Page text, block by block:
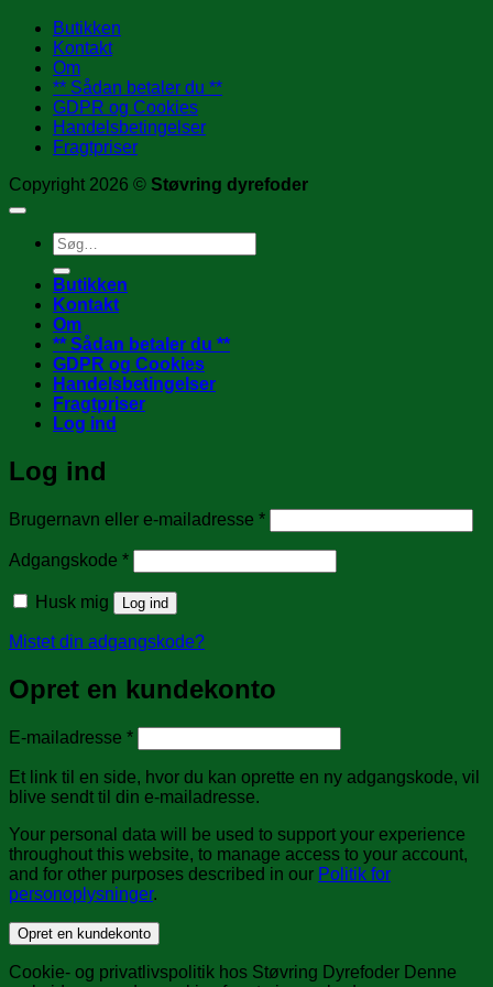
Butikken
Kontakt
Om
** Sådan betaler du **
GDPR og Cookies
Handelsbetingelser
Fragtpriser
Copyright 2026 © Støvring dyrefoder
Søg
efter:
Butikken
Kontakt
Om
** Sådan betaler du **
GDPR og Cookies
Handelsbetingelser
Fragtpriser
Log ind
Log ind
Brugernavn eller e-mailadresse *Påkrævet
Adgangskode *Påkrævet
Husk mig Log ind
Mistet din adgangskode?
Opret en kundekonto
E-mailadresse *Påkrævet
Et link til en side, hvor du kan oprette en ny adgangskode, vil
blive sendt til din e-mailadresse.
Your personal data will be used to support your experience
throughout this website, to manage access to your account,
and for other purposes described in our Politik for
personoplysninger.
Opret en kundekonto
Cookie- og privatlivspolitik hos Støvring Dyrefoder Denne